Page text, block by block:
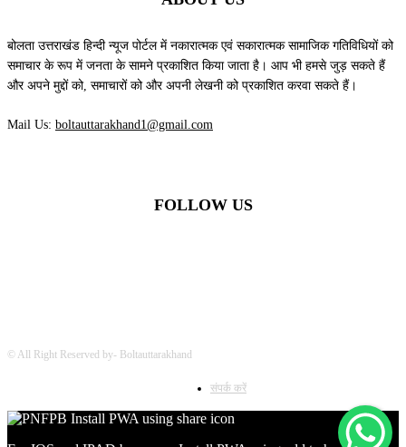
बोलता उत्तराखंड हिन्दी न्यूज पोर्टल में नकारात्मक एवं सकारात्मक सामाजिक गतिविधियों को
समाचार के रूप में जनता के सामने प्रकाशित किया जाता है। आप भी हमसे जुड़ सकते हैं
और अपने मुद्दों को, समाचारों को और अपनी लेखनी को प्रकाशित करवा सकते हैं।
Mail Us: boltauttarakhand1@gmail.com
FOLLOW US
© All Right Reserved by- Boltauttarakhand
संपर्क करें